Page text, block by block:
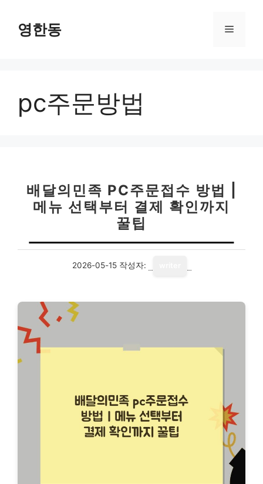
영한동 메
pc주문방법
배달의민족 PC주문접수 방법 |
메뉴 선택부터 결제 확인까지
꿀팁
2026-05-15 작성자: